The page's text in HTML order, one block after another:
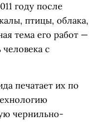
году после
птицы, облака,
тема его работ —
с
печатает их по
чернильно-